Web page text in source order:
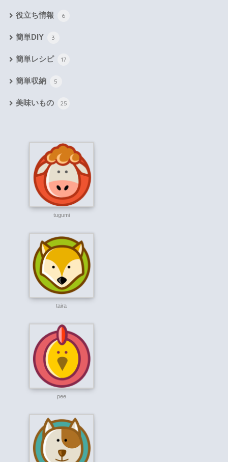
役立ち情報 6
簡単DIY 3
簡単レシピ 17
簡単収納 5
美味いもの 25
tugumi
taira
pee